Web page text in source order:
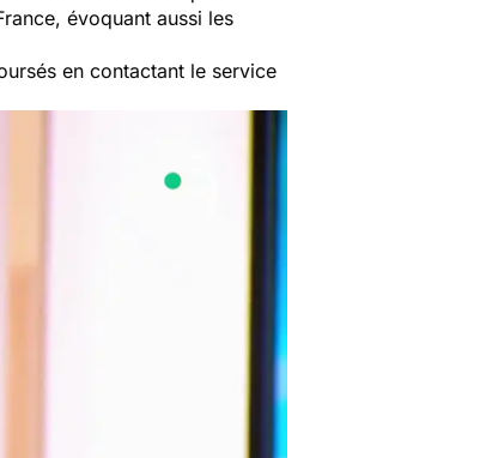
évoquant aussi les
en contactant le service